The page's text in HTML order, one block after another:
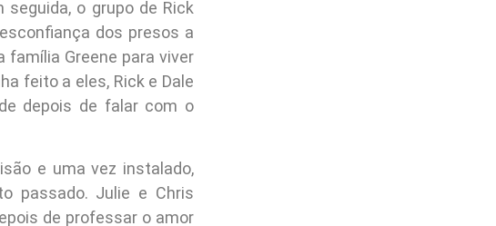
o grupo de Rick
dos presos a
família Greene para viver
feito a eles, Rick e Dale
depois de falar com o
e uma vez instalado,
passado. Julie e Chris
de professar o amor